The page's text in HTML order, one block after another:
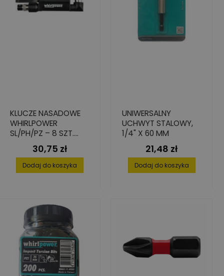
KLUCZE NASADOWE
WHIRLPOWER
SL/PH/PZ – 8 SZT.
STAL CHROMOWO-
WANADOWA
Cena
30,75 zł
Dodaj do koszyka
UNIWERSALNY
UCHWYT STALOWY,
1/4" X 60 MM
Cena
21,48 zł
Dodaj do koszyka